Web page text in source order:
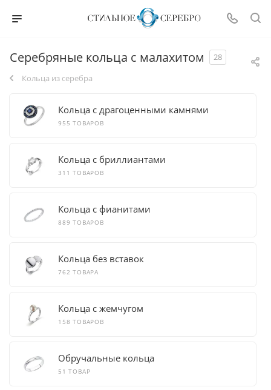
Серебряные кольца с малахитом
28
Кольца из серебра
Кольца с драгоценными камнями
955 ТОВАРОВ
Кольца с бриллиантами
311 ТОВАРОВ
Кольца с фианитами
889 ТОВАРОВ
Кольца без вставок
762 ТОВАРА
Кольца с жемчугом
158 ТОВАРОВ
Обручальные кольца
51 ТОВАР